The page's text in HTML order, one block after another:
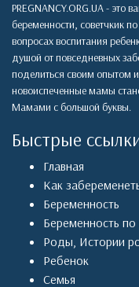
PREGNANCY.ORG.UA - это
беременности, советчкик
вопросах воспитания
душой от повседневных
поделиться своим опытом
новоиспеченные мамы
Мамами с большой буквы.
Быстрые
Главная
Как
Беременность
Беременность
Роды, Истории
Ребенок
Семья